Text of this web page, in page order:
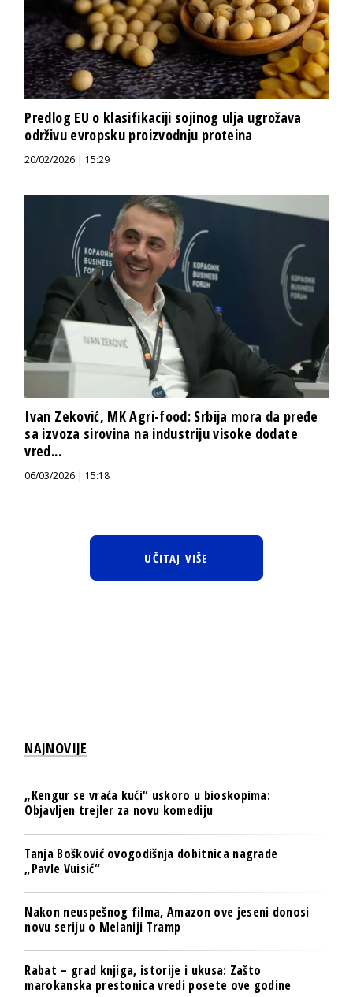
Predlog EU o klasifikaciji sojinog ulja ugrožava
održivu evropsku proizvodnju proteina
20/02/2026 | 15:29
Ivan Zeković, MK Agri-food: Srbija mora da pređe
sa izvoza sirovina na industriju visoke dodate
vred...
06/03/2026 | 15:18
UČITAJ VIŠE
NAJNOVIJE
„Kengur se vraća kući“ uskoro u bioskopima:
Objavljen trejler za novu komediju
Tanja Bošković ovogodišnja dobitnica nagrade
„Pavle Vuisić“
Nakon neuspešnog filma, Amazon ove jeseni donosi
novu seriju o Melaniji Tramp
Rabat – grad knjiga, istorije i ukusa: Zašto
marokanska prestonica vredi posete ove godine